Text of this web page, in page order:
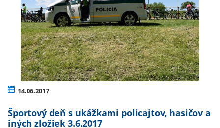
14.06.2017
Športový deň s ukážkami policajtov, hasičov a
iných zložiek 3.6.2017